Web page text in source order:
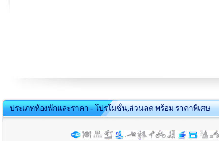
ประเภทห้องพักและราคา - โปรโมชั่น,ส่วนลด พร้อม ราคาพิเศษ